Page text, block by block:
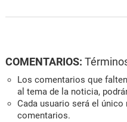
COMENTARIOS:
Los comentarios que
al tema de la noticia,
Cada usuario será el único
comentarios.